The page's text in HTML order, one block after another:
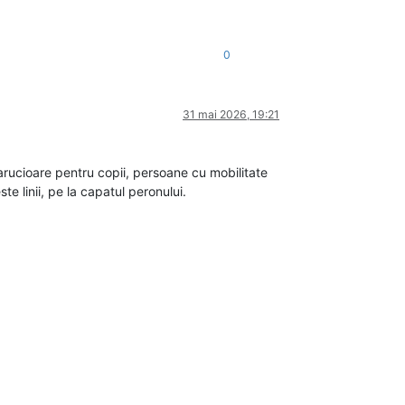
0
31 mai 2026, 19:21
pentru copii, persoane cu mobilitate
linii, pe la capatul peronului.